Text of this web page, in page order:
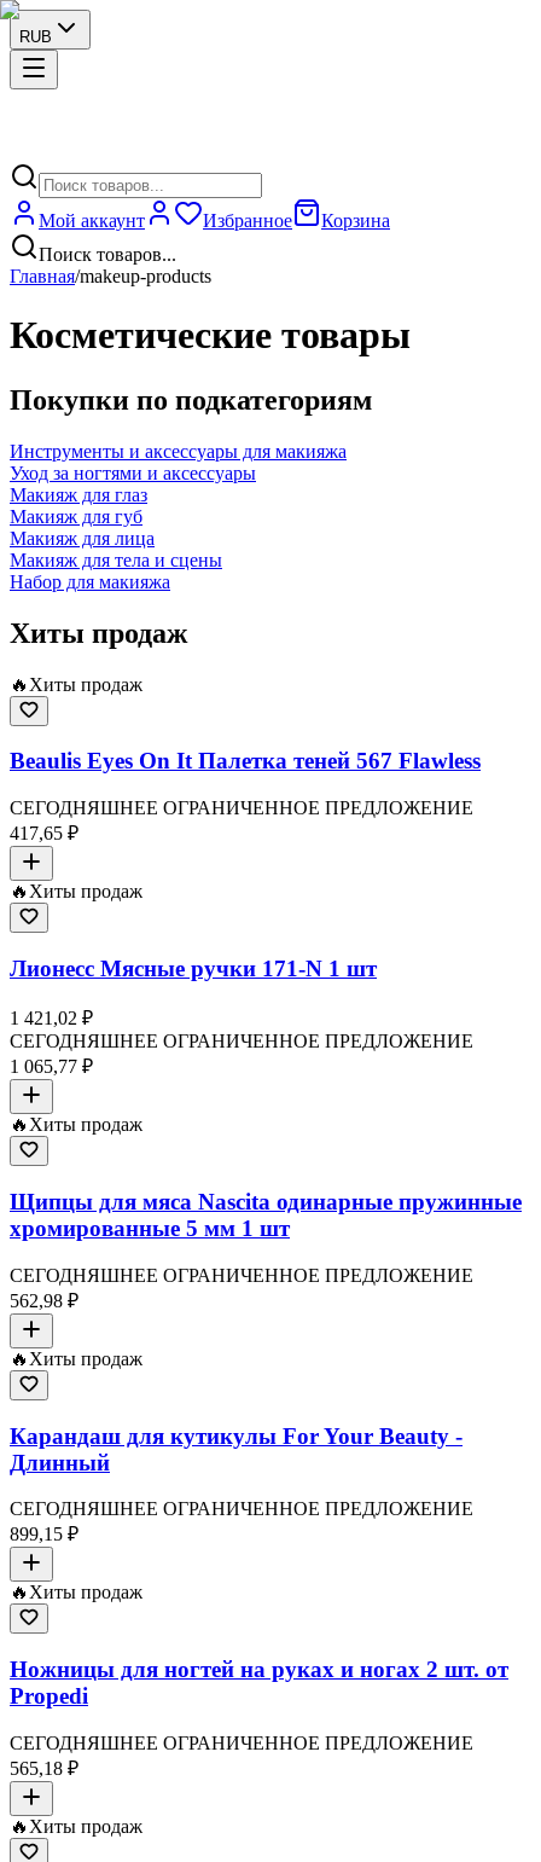
RUB
Мой аккаунт Избранное
Корзина
Поиск товаров...
Главная/makeup-products
Косметические товары
Покупки по подкатегориям
Инструменты и аксессуары для макияжа
Уход за ногтями и аксессуары
Макияж для глаз
Макияж для губ
Макияж для лица
Макияж для тела и сцены
Набор для макияжа
Хиты продаж
🔥 Хиты продаж
Beaulis Eyes On It Палетка теней 567 Flawless
СЕГОДНЯШНЕЕ ОГРАНИЧЕННОЕ ПРЕДЛОЖЕНИЕ
417,65 ₽
🔥 Хиты продаж
Лионесс Мясные ручки 171-N 1 шт
1 421,02 ₽
СЕГОДНЯШНЕЕ ОГРАНИЧЕННОЕ ПРЕДЛОЖЕНИЕ
1 065,77 ₽
🔥Хиты продаж
Щипцы для мяса Nascita одинарные пружинные
хромированные 5 мм 1 шт
СЕГОДНЯШНЕЕ ОГРАНИЧЕННОЕ ПРЕДЛОЖЕНИЕ
562,98 ₽
🔥 Хиты продаж
Карандаш для кутикулы For Your Beauty -
Длинный
СЕГОДНЯШНЕЕ ОГРАНИЧЕННОЕ ПРЕДЛОЖЕНИЕ
899,15 ₽
🔥 Хиты продаж
Ножницы для ногтей на руках и ногах 2 шт. от
Propedi
СЕГОДНЯШНЕЕ ОГРАНИЧЕННОЕ ПРЕДЛОЖЕНИЕ
565,18 ₽
🔥 Хиты продаж